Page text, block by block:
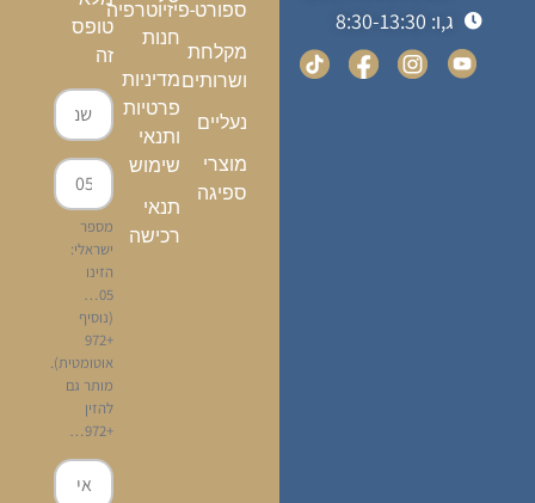
ג,ו: 8:30-13:30
ספורט-פיזיוטרפיה
מקלחת
ושרותים
נעליים
מוצרי
ספיגה
חנות
מדיניות
פרטיות
ותנאי
שימוש
תנאי
רכישה
טופס
זה
מספר
ישראלי:
הזינו
05…
(נוסיף
+972
אוטומטית).
מותר גם
להזין
+972…